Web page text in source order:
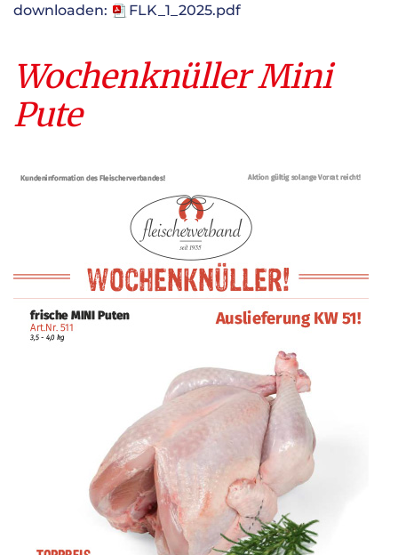
downloaden:
FLK_1_2025.pdf
Wochenknüller Mini
Pute